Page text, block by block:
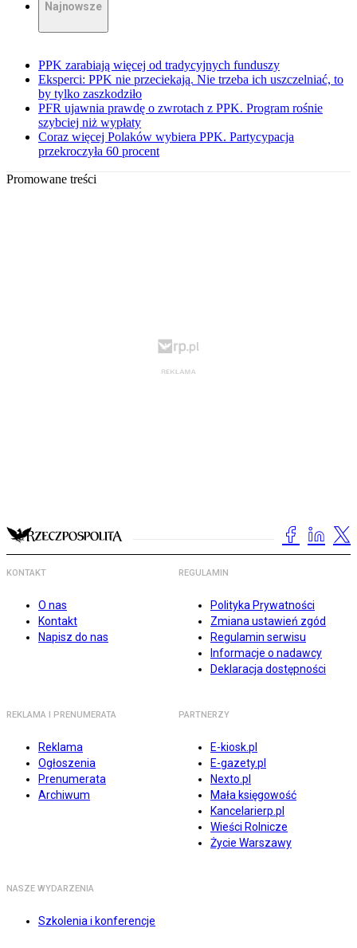
Najnowsze
PPK zarabiają więcej od tradycyjnych funduszy
Eksperci: PPK nie przeciekają. Nie trzeba ich uszczelniać, to
by tylko zaszkodziło
PFR ujawnia prawdę o zwrotach z PPK. Program rośnie
szybciej niż wypłaty
Coraz więcej Polaków wybiera PPK. Partycypacja
przekroczyła 60 procent
Promowane treści
KONTAKT
O nas
Kontakt
Napisz do nas
REGULAMIN
Polityka Prywatności
Zmiana ustawień zgód
Regulamin serwisu
Informacje o nadawcy
Deklaracja dostępności
REKLAMA I PRENUMERATA
Reklama
Ogłoszenia
Prenumerata
Archiwum
PARTNERZY
E-kiosk.pl
E-gazety.pl
Nexto.pl
Mała księgowość
Kancelarierp.pl
Wieści Rolnicze
Życie Warszawy
NASZE WYDARZENIA
Szkolenia i konferencje